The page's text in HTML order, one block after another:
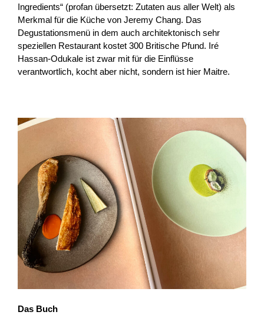
Ingredients“ (profan übersetzt: Zutaten aus aller Welt) als
Merkmal für die Küche von Jeremy Chang. Das
Degustationsmenü in dem auch architektonisch sehr
speziellen Restaurant kostet 300 Britische Pfund. Iré
Hassan-Odukale ist zwar mit für die Einflüsse
verantwortlich, kocht aber nicht, sondern ist hier Maitre.
Das Buch